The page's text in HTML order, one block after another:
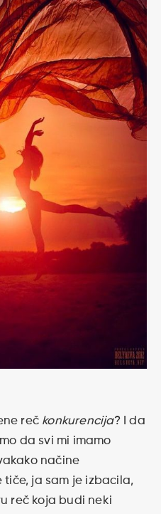
reč konkurencija? I da
da svi mi imamo
načine
tiče, ja sam je izbacila,
reč koja budi neki